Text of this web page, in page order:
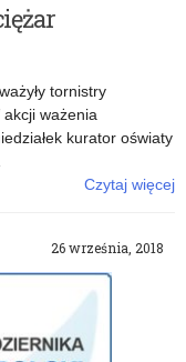
tornistry
ważenia
kurator oświaty
Czytaj więcej
26 września, 2018